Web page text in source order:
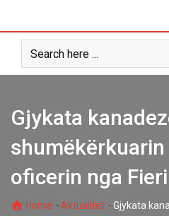
content
Gjykata
oficerin nga
Home - Aktualitet-Gjykata